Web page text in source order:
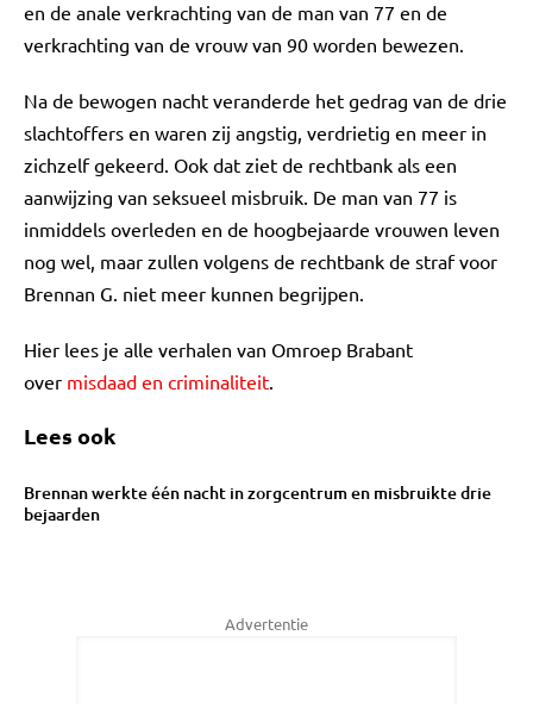
en de anale verkrachting van de man van 77 en de
verkrachting van de vrouw van 90 worden bewezen.
Na de bewogen nacht veranderde het gedrag van de drie
slachtoffers en waren zij angstig, verdrietig en meer in
zichzelf gekeerd. Ook dat ziet de rechtbank als een
aanwijzing van seksueel misbruik. De man van 77 is
inmiddels overleden en de hoogbejaarde vrouwen leven
nog wel, maar zullen volgens de rechtbank de straf voor
Brennan G. niet meer kunnen begrijpen.
Hier lees je alle verhalen van Omroep Brabant
over misdaad en criminaliteit.
Lees ook
Brennan werkte één nacht in zorgcentrum en misbruikte drie
bejaarden
Advertentie